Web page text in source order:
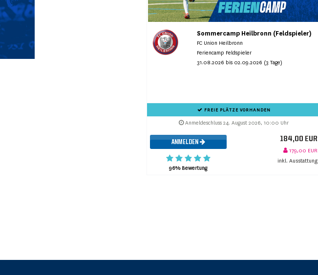
Sommercamp Heilbronn (Feldspieler)
FC Union Heilbronn
Feriencamp Feldspieler
31.08.2026 bis 02.09.2026 (3 Tage)
FREIE PLÄTZE VORHANDEN
Anmeldeschluss 24. August 2026, 10:00 Uhr
ANMELDEN
96% Bewertung
184,00 EUR
179,00 EUR
inkl. Ausstattung